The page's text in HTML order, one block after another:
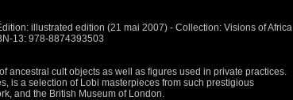
illustrated edition (21 mai 2007) - Collection: Visions of Africa
13: 978-8874393503
ancestral cult objects as well as figures used in private practices.
is a selection of Lobi masterpieces from such prestigious
and the British Museum of London.